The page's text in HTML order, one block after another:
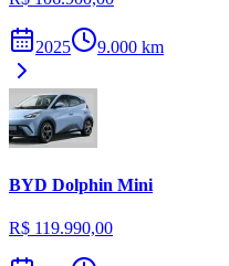
2025 9.000 km
BYD Dolphin Mini
R$ 119.990,00